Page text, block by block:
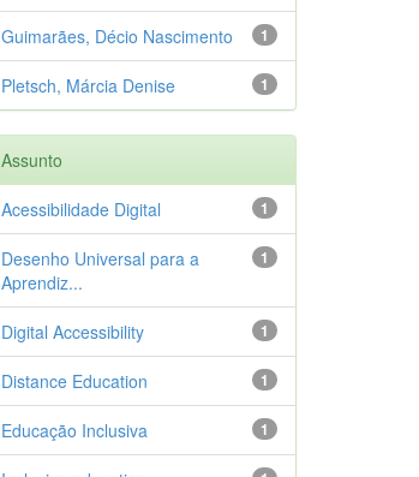
1
Guimarães, Décio Nascimento
1
Pletsch, Márcia Denise
Assunto
1
Acessibilidade Digital
1
Desenho Universal para a
Aprendiz...
1
Digital Accessibility
1
Distance Education
1
Educação Inclusiva